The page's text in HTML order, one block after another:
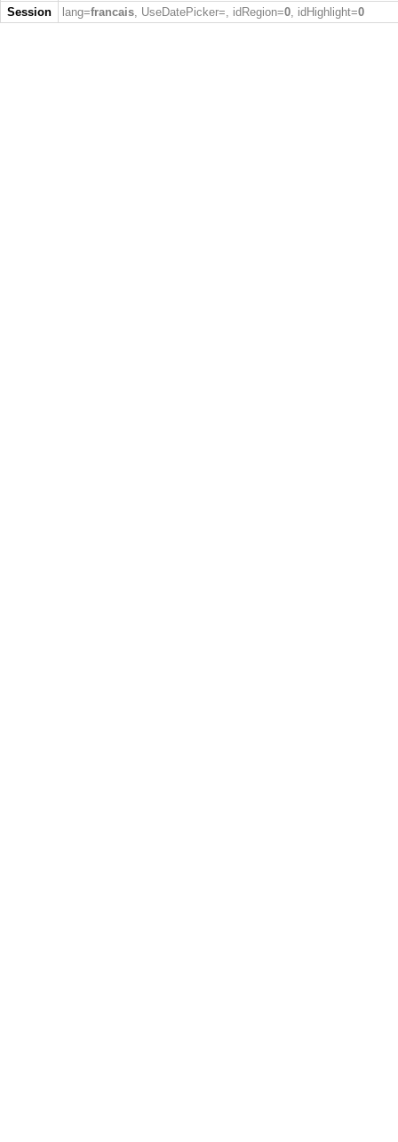
Session lang=francais, UseDatePicker=, idRegion=0, idHighlight=0